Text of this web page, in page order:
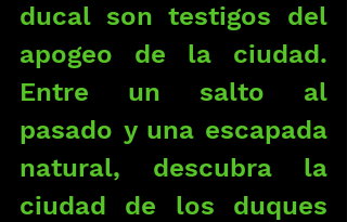
ducal son testigos del
apogeo de la ciudad.
Entre un salto al
pasado y una escapada
natural, descubra la
ciudad de los duques